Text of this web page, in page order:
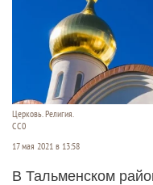
Церковь. Религия.
СС0
17 мая 2021 в 13:58
В Тальменском